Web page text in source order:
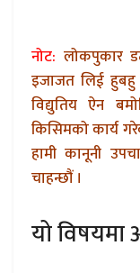
नोट: लोकपुकार
इजाजत लिई
विद्युतिय ऐन
किसिमको कार्य
हामी कानूनी
चाहन्छौं ।
यो विषयमा